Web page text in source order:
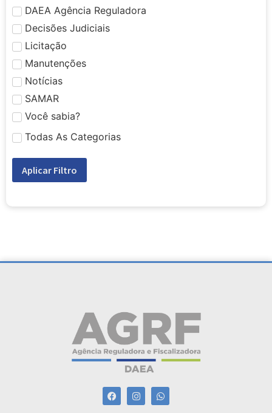
DAEA Agência Reguladora
Decisões Judiciais
Licitação
Manutenções
Notícias
SAMAR
Você sabia?
Todas As Categorias
Aplicar Filtro